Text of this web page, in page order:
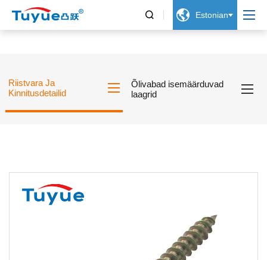
  Estonian
Riistvara Ja
Kinnitusdetailid
Õlivabad isemäärduvad
laagrid